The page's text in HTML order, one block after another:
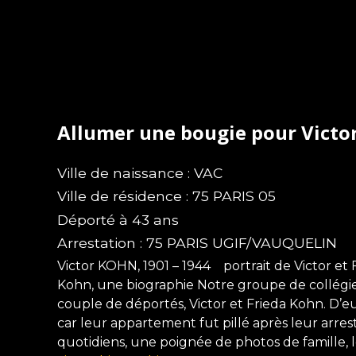
Allumer une bougie pour
Ville de naissance : VAC
Ville de résidence : 75 PARIS 05
Déporté à 43 ans
Arrestation : 75 PARIS UGIF/VAUQUELIN
Victor KOHN, 1901 – 1944 portrait de Victor
Kohn, une biographie Notre groupe de
couple de déportés, Victor et Frieda Kohn.
car leur appartement fut pillé après leur
quotidiens, une poignée de photos de famille,